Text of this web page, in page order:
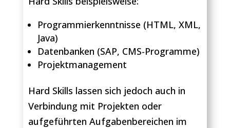
Programmierkenntnisse (HTML, XML,
Java)
Datenbanken (SAP, CMS-Programme)
Projektmanagement
Hard Skills lassen sich jedoch auch in
Verbindung mit Projekten oder
aufgeführten Aufgabenbereichen im